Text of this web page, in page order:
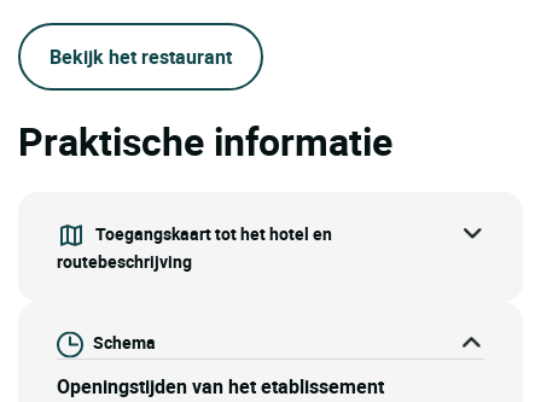
Bekijk het restaurant
Praktische informatie
Toegangskaart tot het hotel en
routebeschrijving
Schema
Openingstijden van het etablissement